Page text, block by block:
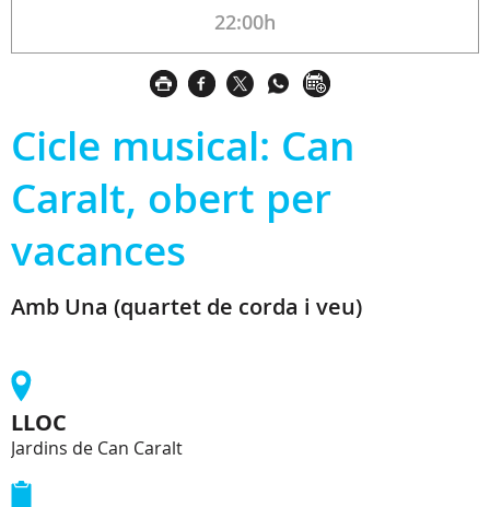
22:00h
Cicle musical: Can
Caralt, obert per
vacances
Amb Una (quartet de corda i veu)
LLOC
Jardins de Can Caralt